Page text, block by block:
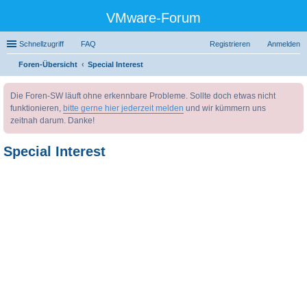
VMware-Forum
Schnellzugriff FAQ Anmelden
Registrieren
Foren-Übersicht
Special Interest
Die Foren-SW läuft ohne erkennbare Probleme. Sollte doch etwas nicht
funktionieren, bitte gerne hier jederzeit melden und wir kümmern uns
zeitnah darum. Danke!
Special Interest